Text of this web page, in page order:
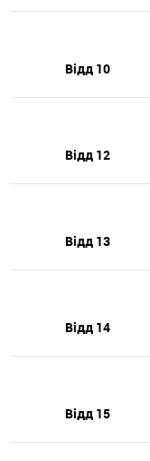
Відд 10
Відд 12
Відд 13
Відд 14
Відд 15